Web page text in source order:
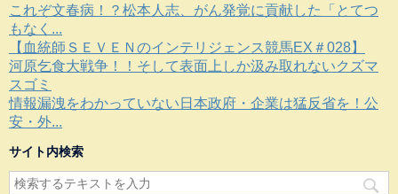
これぞ文春病！？松本人志、がん発覚に貢献した「とてつ
もなく...
【血統師ＳＥＶＥＮのインテリジェンス競馬EX＃028】
河原乞食大戦争！！そして表面上しか汲み取れないクズマ
スゴミ
情報漏洩をわかっていない日本政府・企業は猛反省を！公
安・外...
サイト内検索